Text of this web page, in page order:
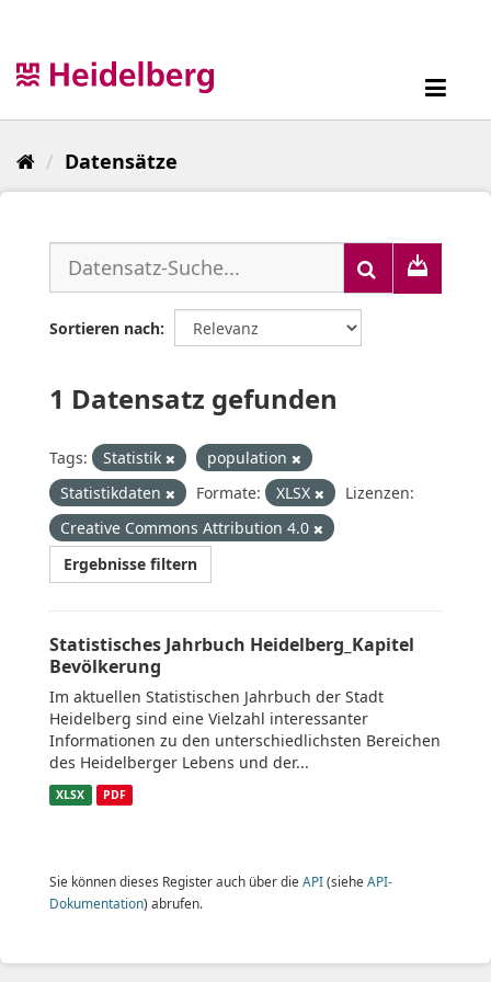
Datensätze
Sortieren nach
1 Datensatz gefunden
Tags: Statistik
population
Statistikdaten
Formate: XLSX
Lizenzen:
Creative Commons Attribution 4.0
Ergebnisse filtern
Statistisches Jahrbuch Heidelberg_Kapitel
Bevölkerung
Im aktuellen Statistischen Jahrbuch der Stadt
Heidelberg sind eine Vielzahl interessanter
Informationen zu den unterschiedlichsten Bereichen
des Heidelberger Lebens und der...
XLSX PDF
Sie können dieses Register auch über die API(siehe API-
Dokumentation) abrufen.